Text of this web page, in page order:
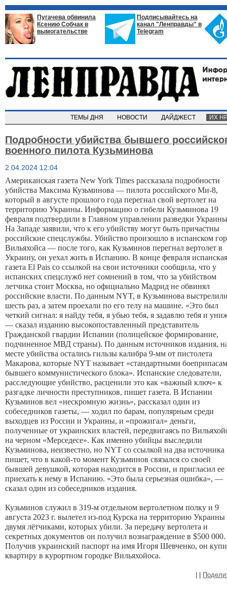
Пугачева обвинила
Ксению Собчак в
вымогательстве
Подписывайтесь на
канал "Ленправды" в
Telegram
ТЕМЫ ДНЯ НОВОСТИ ДАЙДЖЕСТ ИХ
Подробности убийства бывшего
военного пилота Кузьминова
2.04.2024 12:04
Американская газета New York Times рассказала подробности
убийства Максима Кузьминова — пилота российского Ми-8,
который в августе прошлого года перегнал свой вертолет на
территорию Украины. Информацию о гибели Кузьминова 19
февраля подтвердили в Главном управлении разведки
На Западе заявили, что к его убийству могут быть причастны
российские спецслужбы. Убийство произошло в испанском
Вильяхойса — после того, как Кузьминов перегнал вертолет в
Украину, он уехал жить в Испанию. В конце февраля испанская
газета El Pais со ссылкой на свои источники сообщила, что у
испанских спецслужб нет сомнений в том, что за убийством
летчика стоит Москва, но официально Мадрид не обвинял
российские власти. По данным NYT, в Кузьминова
шесть раз, а затем проехали по его телу на машине. «Это был
четкий сигнал: я найду тебя, я убью тебя, я задавлю тебя и
— сказал изданию высокопоставленный представитель
Гражданской гвардии Испании (полицейское формирование,
подчиненное МВД страны). По данным источников издания,
месте убийства остались гильзы калибра 9-мм от пистолета
Макарова, которые NYT называет «стандартными
бывшего коммунистического блока». Испанские следователи,
расследующие убийство, расценили это как «важный ключ» к
разгадке личности преступников, пишет газета. В Испании
Кузьминов вел «нескромную жизнь», рассказал один из
собеседников газеты, — ходил по барам, популярным среди
выходцев из России и Украины, и «прожигал» деньги,
полученные от украинских властей, передвигаясь по
на черном «Мерседесе». Как именно убийцы выследили
Кузьминова, неизвестно, но NYT со ссылкой на два источника
пишет, что в какой-то момент Кузьминов связался со своей
бывшей девушкой, которая находится в России, и пригласил ее
приехать к нему в Испанию. «Это была серьезная ошибка», —
сказал один из собеседников издания.
Кузьминов служил в 319-м отдельном вертолетном полку и 9
августа 2023 г. вылетел из-под Курска на территорию Украины
двумя лётчиками, которых убили. За передачу вертолета и
секретных документов он получил вознаграждение в $500 000.
Получив украинский паспорт на имя Игоря Шевченко, он
квартиру в курортном городке Вильяхойоса.